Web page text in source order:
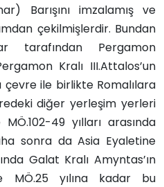
Barışını imzalamış ve
çekilmişlerdir. Bundan
tarafından Pergamon
Kralı III.Attalos’un
çevre ile birlikte Romalılara
diğer yerleşim yerleri
49 yılları arasında
sonra da Asia Eyaletine
Galat Kralı Amyntas’ın
MÖ.25 yılına kadar bu